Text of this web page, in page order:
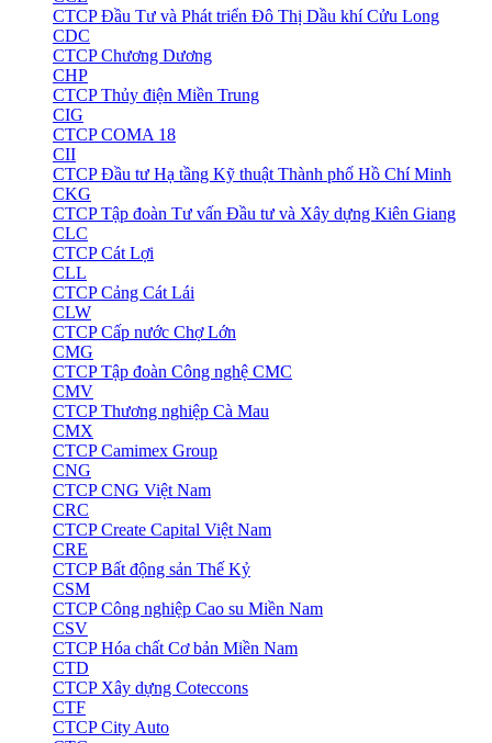
CTCP Đầu Tư và Phát triển Đô Thị Dầu khí Cửu Long
CDC
CTCP Chương Dương
CHP
CTCP Thủy điện Miền Trung
CIG
CTCP COMA 18
CII
CTCP Đầu tư Hạ tầng Kỹ thuật Thành phố Hồ Chí Minh
CKG
CTCP Tập đoàn Tư vấn Đầu tư và Xây dựng Kiên Giang
CLC
CTCP Cát Lợi
CLL
CTCP Cảng Cát Lái
CLW
CTCP Cấp nước Chợ Lớn
CMG
CTCP Tập đoàn Công nghệ CMC
CMV
CTCP Thương nghiệp Cà Mau
CMX
CTCP Camimex Group
CNG
CTCP CNG Việt Nam
CRC
CTCP Create Capital Việt Nam
CRE
CTCP Bất động sản Thế Kỷ
CSM
CTCP Công nghiệp Cao su Miền Nam
CSV
CTCP Hóa chất Cơ bản Miền Nam
CTD
CTCP Xây dựng Coteccons
CTF
CTCP City Auto